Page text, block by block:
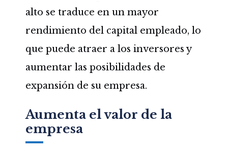
alto se traduce en un mayor
rendimiento del capital empleado, lo
que puede atraer a los inversores y
aumentar las posibilidades de
expansión de su empresa.
Aumenta el valor de la
empresa